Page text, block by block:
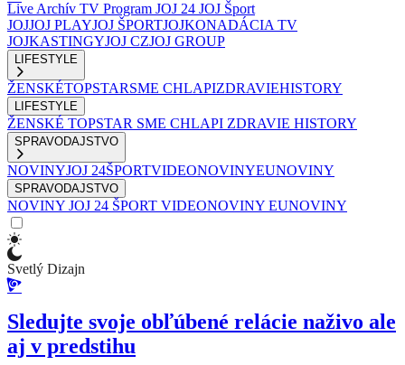
Live Archív TV Program JOJ 24 JOJ Šport
JOJJOJ PLAYJOJ ŠPORTJOJKONADÁCIA TV
JOJKASTINGYJOJ CZJOJ GROUP
LIFESTYLE
ŽENSKÉTOPSTARSME CHLAPIZDRAVIEHISTORY
LIFESTYLE
ŽENSKÉ TOPSTAR SME CHLAPI ZDRAVIE HISTORY
SPRAVODAJSTVO
NOVINYJOJ 24ŠPORTVIDEONOVINYEUNOVINY
SPRAVODAJSTVO
NOVINY JOJ 24 ŠPORT VIDEONOVINY EUNOVINY
Svetlý Dizajn
Sledujte svoje obľúbené relácie naživo ale
aj v predstihu